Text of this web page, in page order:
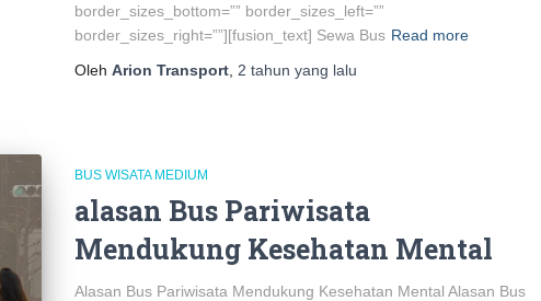
border_sizes_bottom=”” border_sizes_left=””
border_sizes_right=””][fusion_text] Sewa Bus Read more
Oleh Arion Transport 2 tahun yang lalu
BUS WISATA MEDIUM
alasan Bus Pariwisata
Mendukung Kesehatan Mental
Alasan Bus Pariwisata Mendukung Kesehatan Mental Alasan Bus